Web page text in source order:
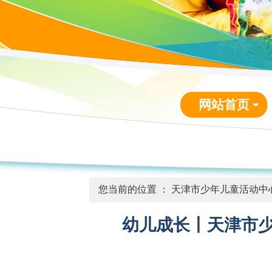
网站首页
您当前的位置 ： 天津市少年儿童活动中
幼儿成长丨天津市